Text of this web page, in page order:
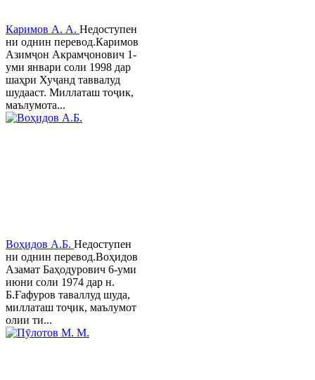
Каримов А. А. Недоступен
ни однин перевод.Каримов
Азимҷон Акрамҷонович 1-
уми январи соли 1998 дар
шаҳри Хуҷанд таввалуд
шудааст. Миллаташ тоҷик,
маълумота...
Воҳидов А.Б. Недоступен
ни однин перевод.Воҳидов
Азамат Баҳодурович 6-уми
июни соли 1974 дар н.
Б.Ғафуров таваллуд шуда,
миллаташ тоҷик, маълумот
олии ти...